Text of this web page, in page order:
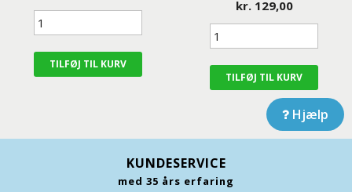
kr. 129,00
Hjælp
KUNDESERVICE
med 35 års erfaring